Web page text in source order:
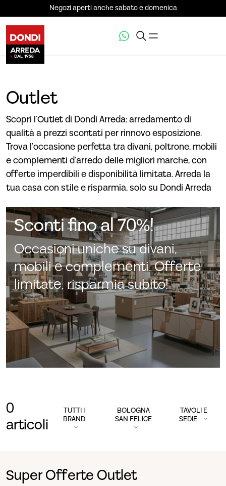
Negozi aperti anche sabato e domenica
Outlet
Scopri l’Outlet di Dondi Arreda: arredamento di
qualità a prezzi scontati per rinnovo esposizione.
Trova l’occasione perfetta tra divani, poltrone, mobili
e complementi d’arredo delle migliori marche, con
offerte imperdibili e disponibilità limitata. Arreda la
tua casa con stile e risparmia, solo su Dondi Arreda
Sconti fino al 70%!
Occasioni uniche su divani,
mobili e complementi. Offerte
limitate, risparmia subito!
0
articoli
TUTTI I
BRAND
BOLOGNA
SAN FELICE
TAVOLI E
SEDIE
Super Offerte Outlet